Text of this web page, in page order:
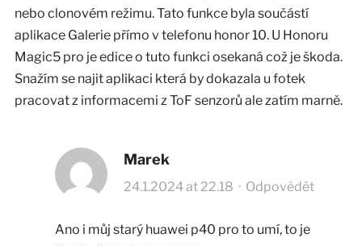
nebo clonovém režimu. Tato funkce byla součástí
aplikace Galerie přímo v telefonu honor 10. U Honoru
Magic5 pro je edice o tuto funkci osekaná což je škoda.
Snažím se najit aplikaci která by dokazala u fotek
pracovat z informacemi z ToF senzorů ale zatím marně.
Marek
24.1.2024 at 22.18 · Odpovědět
Ano i můj starý huawei p40 pro to umí, to je